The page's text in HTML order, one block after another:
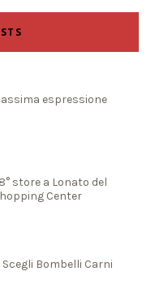
espressione
store a Lonato del
Center
Bombelli Carni